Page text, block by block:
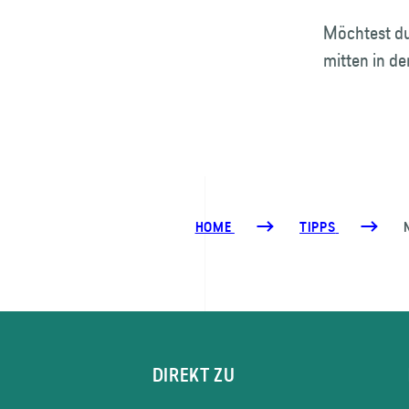
Möchtest
mitten in
HOME TIPPS
DIREKT ZU